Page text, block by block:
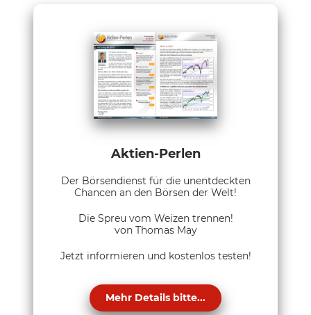
Aktien-Perlen
Der Börsendienst für die unentdeckten
Chancen an den Börsen der Welt!
Die Spreu vom Weizen trennen!
von Thomas May
Jetzt informieren und kostenlos testen!
Mehr Details bitte...